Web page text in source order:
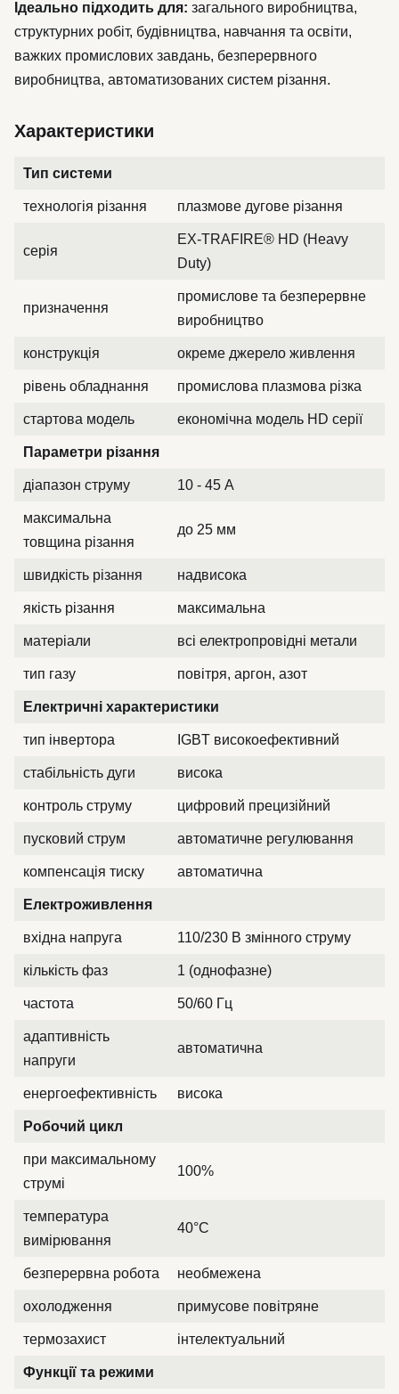
Ідеально підходить для: загального виробництва,
структурних робіт, будівництва, навчання та освіти,
важких промислових завдань, безперервного
виробництва, автоматизованих систем різання.
Характеристики
Тип системи
технологія різання плазмове дугове різання
серія
EX-TRAFIRE® HD (Heavy
Duty)
призначення
промислове та безперервне
виробництво
конструкція окреме джерело живлення
рівень обладнання промислова плазмова різка
стартова модель економічна модель HD серії
Параметри різання
діапазон струму 10 - 45 А
максимальна
товщина різання
до 25 мм
швидкість різання надвисока
якість різання максимальна
матеріали всі електропровідні метали
тип газу повітря, аргон, азот
Електричні характеристики
тип інвертора IGBT високоефективний
стабільність дуги висока
контроль струму цифровий прецизійний
пусковий струм автоматичне регулювання
компенсація тиску автоматична
Електроживлення
вхідна напруга 110/230 В змінного струму
кількість фаз 1 (однофазне)
частота 50/60 Гц
адаптивність
напруги
автоматична
енергоефективність висока
Робочий цикл
при максимальному
струмі
100%
температура
вимірювання
40°C
безперервна робота необмежена
охолодження примусове повітряне
термозахист інтелектуальний
Функції та режими